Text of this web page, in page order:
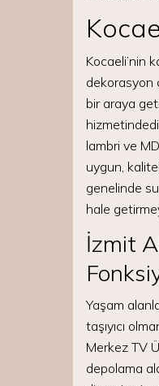
Kocaeli’nin
dekorasyon
bir araya
lambri ve
uygun,
genelinde
hale
İzmit
Yaşam
taşıyıcı
Merkez TV
depolama